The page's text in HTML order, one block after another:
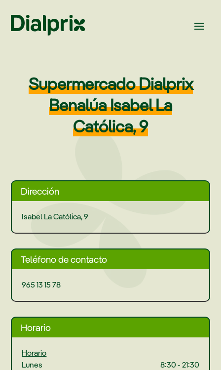
Supermercado Dialprix
Benalúa Isabel La
Católica, 9
Dirección
Isabel La Católica, 9
Teléfono de contacto
965 13 15 78
Horario
Horario
Lunes
8:30 - 21:30